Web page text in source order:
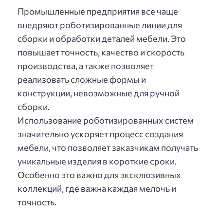
Промышленные предприятия все чаще
внедряют роботизированные линии для
сборки и обработки деталей мебели. Это
повышает точность, качество и скорость
производства, а также позволяет
реализовать сложные формы и
конструкции, невозможные для ручной
сборки.
Использование роботизированных систем
значительно ускоряет процесс создания
мебели, что позволяет заказчикам получать
уникальные изделия в короткие сроки.
Особенно это важно для эксклюзивных
коллекций, где важна каждая мелочь и
точность.